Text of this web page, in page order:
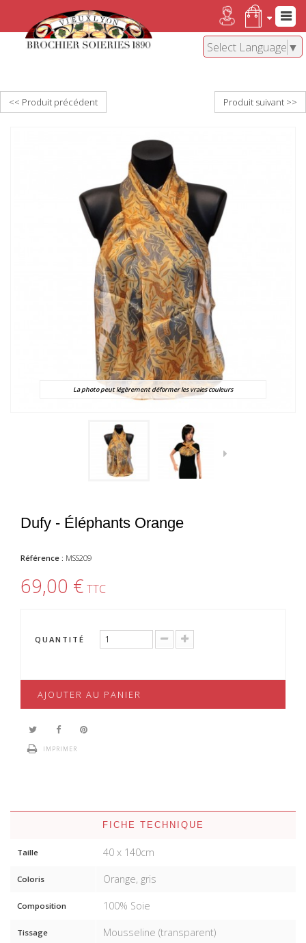
Select Language ▼
<< Produit précédent Produit suivant >>
La photo peut légèrement déformer les vraies couleurs
Dufy - Éléphants Orange
Référence : MSS209
69,00 € TTC
QUANTITÉ
AJOUTER AU PANIER
IMPRIMER
FICHE TECHNIQUE
Taille 40 x 140cm
Coloris Orange, gris
Composition 100% Soie
Tissage Mousseline (transparent)